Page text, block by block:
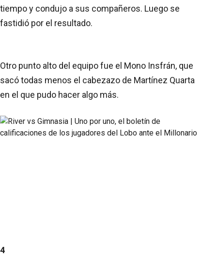
tiempo y condujo a sus compañeros. Luego se
fastidió por el resultado.
Otro punto alto del equipo fue el Mono Insfrán, que
sacó todas menos el cabezazo de Martínez Quarta
en el que pudo hacer algo más.
4